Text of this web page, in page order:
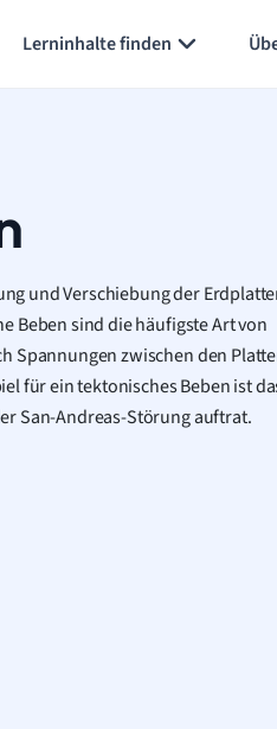
Lerninhalte finden
und Verschiebung der
Beben sind die häufigste Art von
Spannungen zwischen den
für ein tektonisches Beben ist
San-Andreas-Störung auftrat.